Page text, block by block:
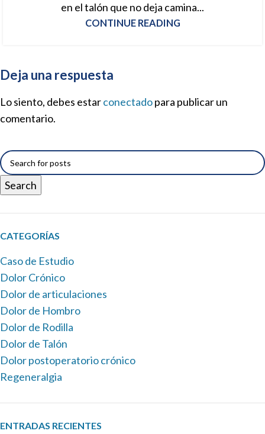
en el talón que no deja camina...
CONTINUE READING
Deja una respuesta
Lo siento, debes estarconectadopara publicar un
comentario.
Search
CATEGORÍAS
Caso de Estudio
Dolor Crónico
Dolor de articulaciones
Dolor de Hombro
Dolor de Rodilla
Dolor de Talón
Dolor postoperatorio crónico
Regeneralgia
ENTRADAS RECIENTES